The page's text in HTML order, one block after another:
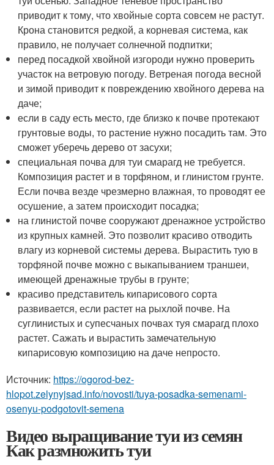
приводит к тому, что хвойные сорта совсем не растут.
Крона становится редкой, а корневая система, как
правило, не получает солнечной подпитки;
перед посадкой хвойной изгороди нужно проверить
участок на ветровую погоду. Ветреная погода весной
и зимой приводит к повреждению хвойного дерева на
даче;
если в саду есть место, где близко к почве протекают
грунтовые воды, то растение нужно посадить там. Это
сможет уберечь дерево от засухи;
специальная почва для туи смарагд не требуется.
Композиция растет и в торфяном, и глинистом грунте.
Если почва везде чрезмерно влажная, то проводят ее
осушение, а затем происходит посадка;
на глинистой почве сооружают дренажное устройство
из крупных камней. Это позволит красиво отводить
влагу из корневой системы дерева. Вырастить тую в
торфяной почве можно с выкапыванием траншеи,
имеющей дренажные трубы в грунте;
красиво представитель кипарисового сорта
развивается, если растет на рыхлой почве. На
суглинистых и супесчаных почвах туя смарагд плохо
растет. Сажать и вырастить замечательную
кипарисовую композицию на даче непросто.
Источник: https://ogorod-bez-
hlopot.zelynyjsad.info/novosti/tuya-posadka-semenami-
osenyu-podgotovit-semena
Видео выращивание туи из семян
Как размножить туи